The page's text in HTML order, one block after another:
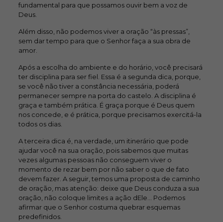
fundamental para que possamos ouvir bem a voz de
Deus.
Além disso, não podemos viver a oração “às pressas”,
sem dar tempo para que o Senhor faça a sua obra de
amor.
Após a escolha do ambiente e do horário, você precisará
ter disciplina para ser fiel. Essa é a segunda dica, porque,
se você não tiver a constância necessária, poderá
permanecer sempre na porta do castelo. A disciplina é
graça e também prática. É graça porque é Deus quem
nos concede, e é prática, porque precisamos exercitá-la
todos os dias.
A terceira dica é, na verdade, um itinerário que pode
ajudar você na sua oração, pois sabemos que muitas
vezes algumas pessoas não conseguem viver o
momento de rezar bem por não saber o que de fato
devem fazer. A seguir, temos uma proposta de caminho
de oração, mas atenção: deixe que Deus conduza a sua
oração, não coloque limites a ação dEle… Podemos
afirmar que o Senhor costuma quebrar esquemas
predefinidos.